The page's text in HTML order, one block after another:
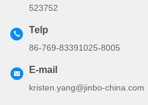
523752
Telp
86-769-83391025-8005
E-mail
kristen.yang@jinbo-china.com